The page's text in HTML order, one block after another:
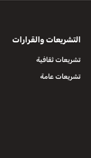
التشريعات والقرارات
تشريعات ثقافية
تشريعات عامة